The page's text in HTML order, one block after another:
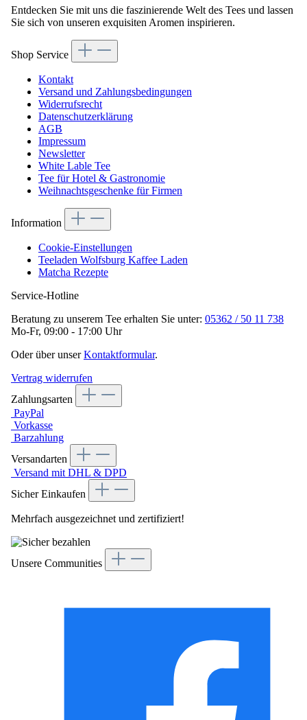
Entdecken Sie mit uns die faszinierende Welt des Tees und lassen
Sie sich von unseren exquisiten Aromen inspirieren.
Shop Service
Kontakt
Versand und Zahlungsbedingungen
Widerrufsrecht
Datenschutzerklärung
AGB
Impressum
Newsletter
White Lable Tee
Tee für Hotel & Gastronomie
Weihnachtsgeschenke für Firmen
Information
Cookie-Einstellungen
Teeladen Wolfsburg Kaffee Laden
Matcha Rezepte
Service-Hotline
Beratung zu unserem Tee erhalten Sie unter: 05362 / 50 11 738
Mo-Fr, 09:00 - 17:00 Uhr
Oder über unserKontaktformular.
Vertrag widerrufen
Zahlungsarten
PayPal
Vorkasse
Barzahlung
Versandarten
Versand mit DHL & DPD
Sicher Einkaufen
Mehrfach ausgezeichnet und zertifiziert!
Unsere Communities